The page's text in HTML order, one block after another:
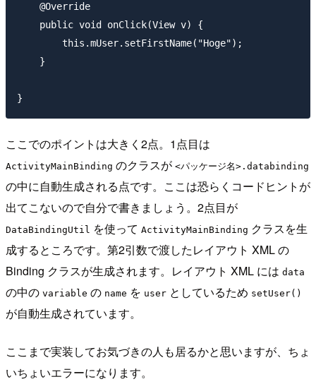
    @Override
    public void onClick(View v) {
        this.mUser.setFirstName("Hoge");
    }
ここでのポイントは大きく2点。1点目は
ActivityMainBinding のクラスが <パッケージ名>.databinding
の中に自動生成される点です。ここは恐らくコードヒントが
出てこないので自分で書きましょう。2点目が
DataBindingUtil を使って ActivityMainBinding クラスを生
成するところです。第2引数で渡したレイアウト XML の
Binding クラスが生成されます。レイアウト XML には data
の中の variable の name を user としているため setUser()
が自動生成されています。
ここまで実装してお気づきの人も居るかと思いますが、ちょ
いちょいエラーになります。